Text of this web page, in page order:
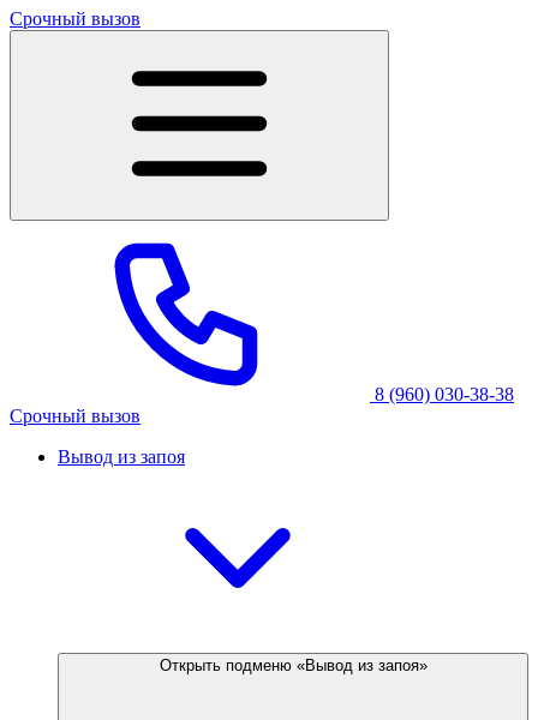
Срочный вызов
8 (960) 030-38-38
Срочный вызов
Вывод из запоя
Открыть подменю «Вывод из запоя»